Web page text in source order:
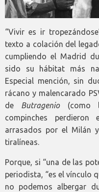
“Vivir es ir
texto a colación del
cumpliendo el Madrid
sido su hábitat más
Especial mención, sin
rácano y malencarado
de Butragenio(como
compinches
arrasados por el Milán
tiralíneas.
Porque, si “una de las
periodista, “es el vínculo
no podemos albergar